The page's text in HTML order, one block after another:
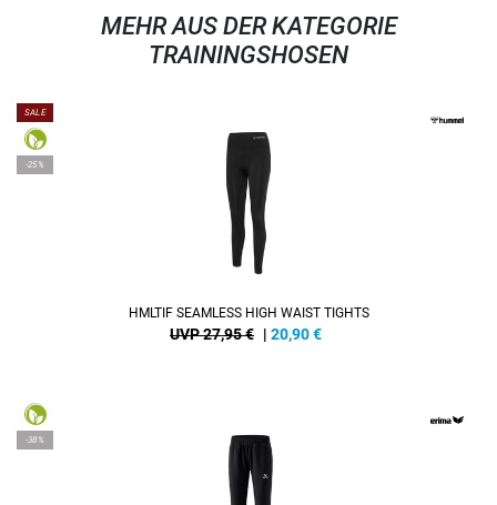
MEHR AUS DER KATEGORIE
TRAININGSHOSEN
SALE
-25%
HMLTIF SEAMLESS HIGH WAIST TIGHTS
UVP 27,95 € | 20,90€
-38%